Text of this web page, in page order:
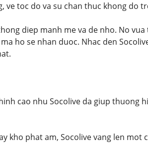
ve toc do va su chan thuc khong do
diep manh me va de nho. No
ho se nhan duoc. Nhac den
cao nhu Socolive da giup thuong
kho phat am, Socolive vang len mot